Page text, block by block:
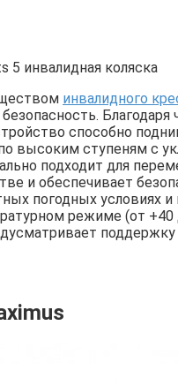
инвалидного
способно
высоким ступеням с
подходит для
и обеспечивает
погодных условиях и
режиме (от +40
поддержку